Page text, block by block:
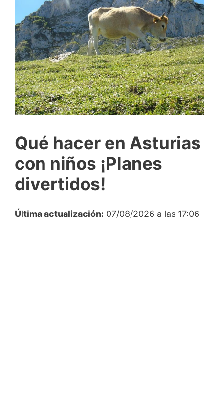
Qué hacer en Asturias
con niños ¡Planes
divertidos!
Última actualización: 07/08/2026 a las 17:06